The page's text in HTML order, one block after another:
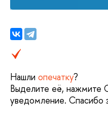
Нашли опечатку?
Выделите её, нажмите
уведомление. Спасибо